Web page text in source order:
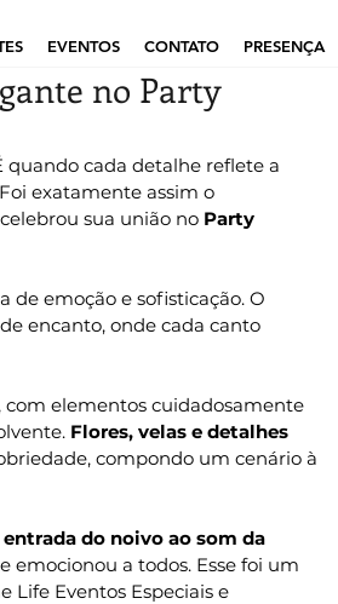
EVENTOS CONTATO PRESENÇA
no Party
quando cada detalhe reflete a
exatamente assim o
sua união no Party
de emoção e sofisticação. O
encanto, onde cada canto
, com elementos cuidadosamente
Flores, velas e detalhes
compondo um cenário à
entrada do noivo ao som da
emocionou a todos. Esse foi um
Life Eventos Especiais e